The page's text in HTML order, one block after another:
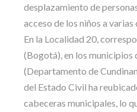
desplazamiento de
acceso de los niños a varias
En la Localidad 20,
(Bogotá), en los municipios
(Departamento de
del Estado Civil ha
cabeceras municipales, lo